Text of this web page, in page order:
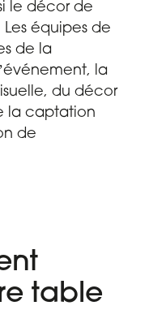
le décor de
Les équipes de
de la
la
du décor
la captation
de
table